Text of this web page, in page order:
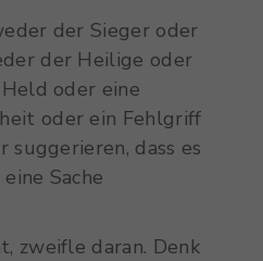
der Sieger oder
der Heilige oder
oder eine
oder ein Fehlgriff
dass es
Sache
zweifle daran. Denk